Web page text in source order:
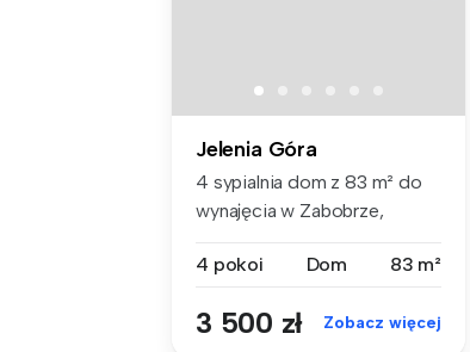
Jelenia Góra
4 sypialnia dom z 83 m² do
wynajęcia w Zabobrze,
4 pokoi
Dom 83 m²
3 500 zł Zobacz więcej